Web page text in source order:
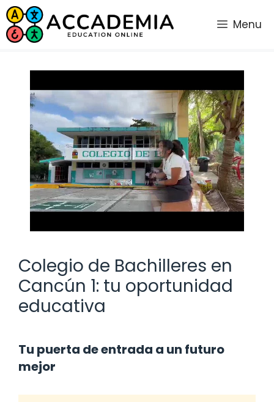
Saltar
al
contenido
Menu
Colegio de Bachilleres en
Cancún 1: tu oportunidad
educativa
Tu puerta de entrada a un futuro
mejor